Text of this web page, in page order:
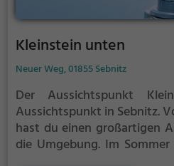
Kleinstein unten
Neuer Weg, 01855 Sebnitz
Der Aussichtspunkt
Aussichtspunkt in Sebnitz.
hast du einen großartigen
die Umgebung. Im